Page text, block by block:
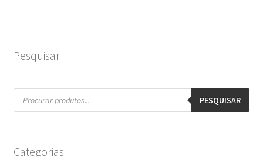
Pesquisar
Pesquisar
produtos PESQUISAR
Categorias